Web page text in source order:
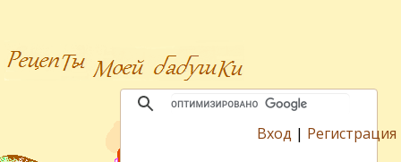
Вход | Регистрация